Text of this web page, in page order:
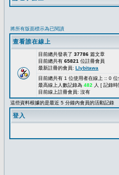
將所有版面標示為已閱讀
查看誰在線上
目前總共發表了 37786 篇文章
目前總共有 65821 位註冊會員
最新註冊的會員: Llybitawa
目前總共有 1 位使用者在線上 :: 0
最高線上人數記錄為 482 人 [ 記錄時
目前線上註冊會員: 沒有
這些資料根據的是最近 5 分鐘內會員的活動記錄
登入